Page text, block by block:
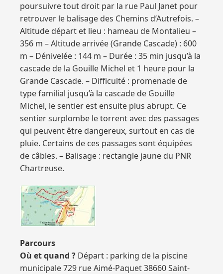
poursuivre tout droit par la rue Paul Janet pour
retrouver le balisage des Chemins d’Autrefois. –
Altitude départ et lieu : hameau de Montalieu –
356 m – Altitude arrivée (Grande Cascade) : 600
m – Dénivelée : 144 m – Durée : 35 min jusqu’à la
cascade de la Gouille Michel et 1 heure pour la
Grande Cascade. – Difficulté : promenade de
type familial jusqu’à la cascade de Gouille
Michel, le sentier est ensuite plus abrupt. Ce
sentier surplombe le torrent avec des passages
qui peuvent être dangereux, surtout en cas de
pluie. Certains de ces passages sont équipées
de câbles. – Balisage : rectangle jaune du PNR
Chartreuse.
Parcours
Où et quand ? Départ : parking de la piscine
municipale 729 rue Aimé-Paquet 38660 Saint-